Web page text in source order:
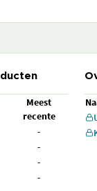
Meest
recente
-
-
-
-